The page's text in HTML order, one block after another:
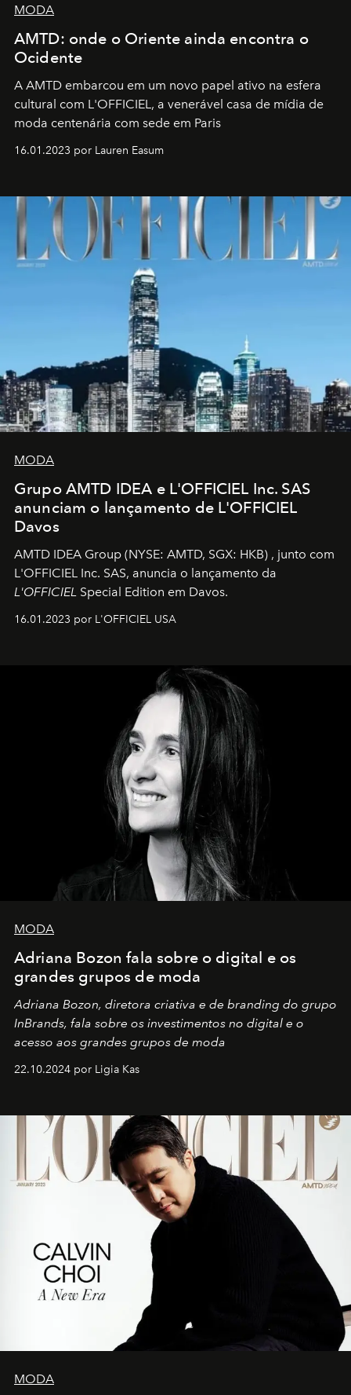
MODA
AMTD: onde o Oriente ainda encontra o
Ocidente
A AMTD embarcou em um novo papel ativo na esfera
cultural com L'OFFICIEL, a venerável casa de mídia de
moda centenária com sede em Paris
16.01.2023 por Lauren Easum
MODA
Grupo AMTD IDEA e L'OFFICIEL Inc. SAS
anunciam o lançamento de L'OFFICIEL
Davos
AMTD IDEA Group (NYSE: AMTD, SGX: HKB) , junto com
L'OFFICIEL Inc. SAS, anuncia o lançamento da
L'OFFICIEL Special Edition em Davos.
16.01.2023 por L'OFFICIEL USA
MODA
Adriana Bozon fala sobre o digital e os
grandes grupos de moda
Adriana Bozon, diretora criativa e de branding do grupo
InBrands, fala sobre os investimentos no digital e o
acesso aos grandes grupos de moda
22.10.2024 por Ligia Kas
MODA